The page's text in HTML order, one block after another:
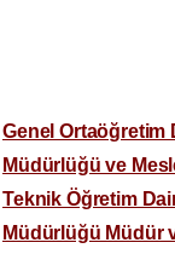
Genel Ortaöğretim
Müdürlüğü ve
Teknik Öğretim
Müdürlüğü Müdür